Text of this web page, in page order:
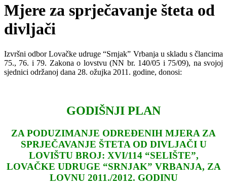
Mjere za sprječavanje šteta od
divljači
Izvršni odbor Lovačke udruge “Srnjak” Vrbanja u skladu s člancima
75., 76. i 79. Zakona o lovstvu (NN br. 140/05 i 75/09), na svojoj
sjednici održanoj dana 28. ožujka 2011. godine, donosi:
GODIŠNJI PLAN
ZA PODUZIMANJE ODREĐENIH MJERA ZA
SPRJEČAVANJE ŠTETA OD DIVLJAČI U
LOVIŠTU BROJ: XVI/114 “SELIŠTE”,
LOVAČKE UDRUGE “SRNJAK” VRBANJA, ZA
LOVNU 2011./2012. GODINU